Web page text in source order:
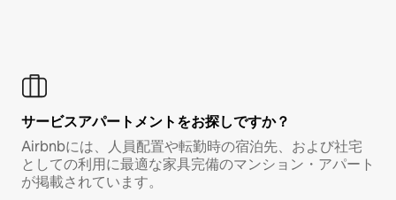
サービスアパートメントをお探しですか？
Airbnbには、人員配置や転勤時の宿泊先、および社宅
としての利用に最適な家具完備のマンション・アパート
が掲載されています。